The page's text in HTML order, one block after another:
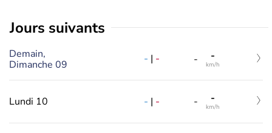
jours suivants
Demain,
Dimanche 09
- | - - -
km/h
Lundi 10 - | - - -
km/h